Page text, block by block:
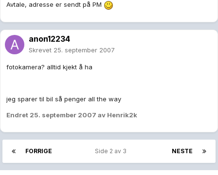
Avtale, adresse er sendt på PM
anon12234
Skrevet 25. september 2007
fotokamera? alltid kjekt å ha
jeg sparer til bil så penger all the way
Endret 25. september 2007 av Henrik2k
FORRIGE NESTE
Side 2 av 3